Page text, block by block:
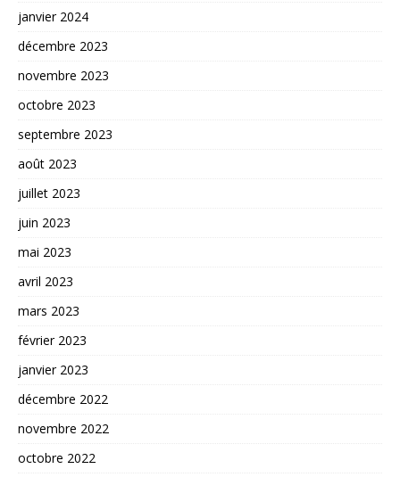
janvier 2024
décembre 2023
novembre 2023
octobre 2023
septembre 2023
août 2023
juillet 2023
juin 2023
mai 2023
avril 2023
mars 2023
février 2023
janvier 2023
décembre 2022
novembre 2022
octobre 2022